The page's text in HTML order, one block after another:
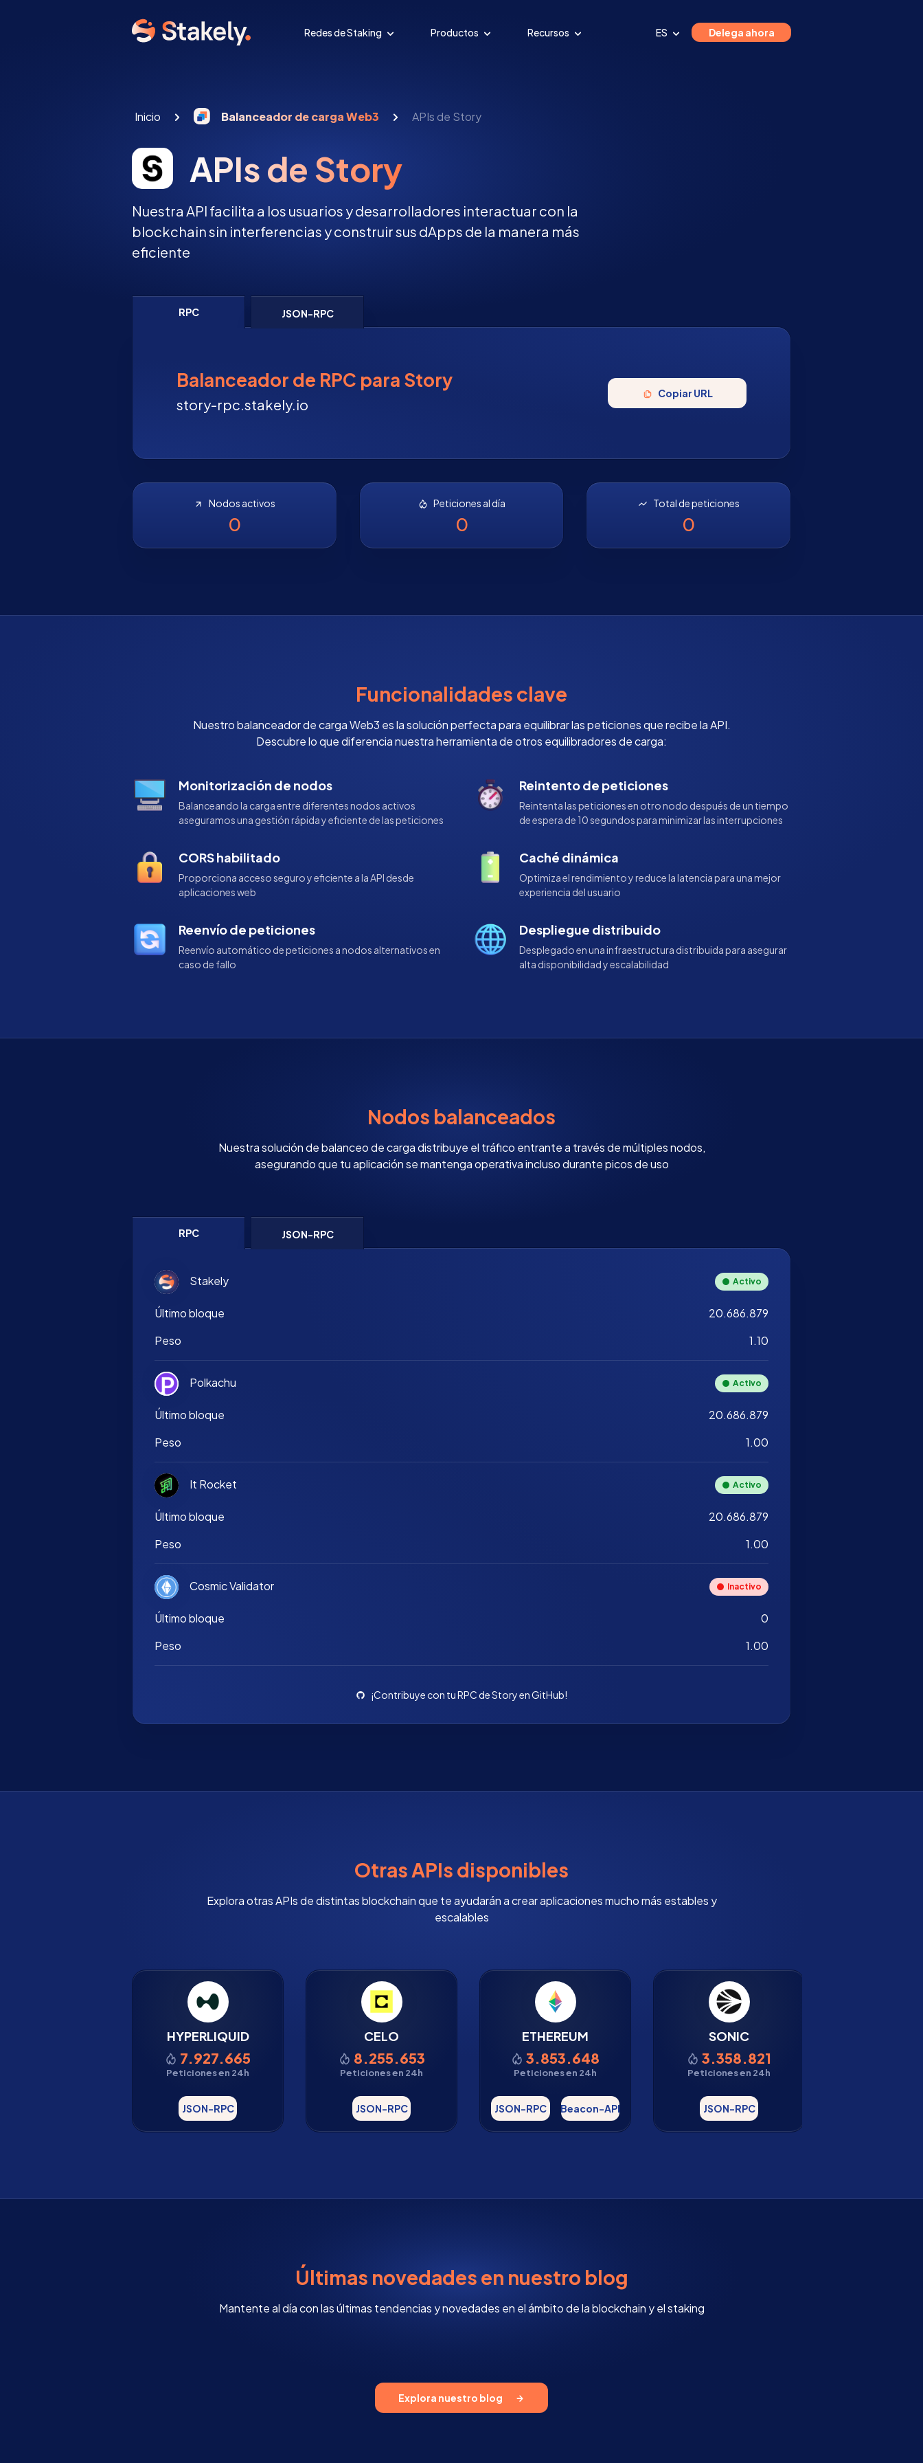
Redes de Staking Productos Recursos ES Delega ahora
Inicio Balanceador de carga Web3 APIs de Story
APIs de Story
Nuestra API facilita a los usuarios y desarrolladores interactuar con la
blockchain sin interferencias y construir sus dApps de la manera más
eficiente
RPC JSON-RPC
Balanceador de RPC para Story
story-rpc.stakely.io
Copiar URL
Nodos activos
0
Peticiones al día
0
Total de peticiones
0
Funcionalidades clave
Nuestro balanceador de carga Web3 es la solución perfecta para equilibrar las peticiones que recibe la API.
Descubre lo que diferencia nuestra herramienta de otros equilibradores de carga:
Monitorización de nodos
Balanceando la carga entre diferentes nodos activos
aseguramos una gestión rápida y eficiente de las peticiones
Reintento de peticiones
Reintenta las peticiones en otro nodo después de un tiempo
de espera de 10 segundos para minimizar las interrupciones
CORS habilitado
Proporciona acceso seguro y eficiente a la API desde
aplicaciones web
Caché dinámica
Optimiza el rendimiento y reduce la latencia para una mejor
experiencia del usuario
Reenvío de peticiones
Reenvío automático de peticiones a nodos alternativos en
caso de fallo
Despliegue distribuido
Desplegado en una infraestructura distribuida para asegurar
alta disponibilidad y escalabilidad
Nodos balanceados
Nuestra solución de balanceo de carga distribuye el tráfico entrante a través de múltiples nodos,
asegurando que tu aplicación se mantenga operativa incluso durante picos de uso
RPC JSON-RPC
Stakely Activo
Último bloque
20.686.879
Peso
1.10
Polkachu Activo
Último bloque
20.686.879
Peso
1.00
It Rocket Activo
Último bloque
20.686.879
Peso
1.00
Cosmic Validator Inactivo
Último bloque
0
Peso
1.00
¡Contribuye con tu RPC de Story en GitHub!
Otras APIs disponibles
Explora otras APIs de distintas blockchain que te ayudarán a crear aplicaciones mucho más estables y
escalables
HYPERLIQUID
7.927.665
Peticiones en 24h
JSON-RPC
CELO
8.255.653
Peticiones en 24h
JSON-RPC
ETHEREUM
3.853.648
Peticiones en 24h
JSON-RPC Beacon-API
SONIC
3.358.821
Peticiones en 24h
JSON-RPC
Últimas novedades en nuestro blog
Mantente al día con las últimas tendencias y novedades en el ámbito de la blockchain y el staking
Explora nuestro blog